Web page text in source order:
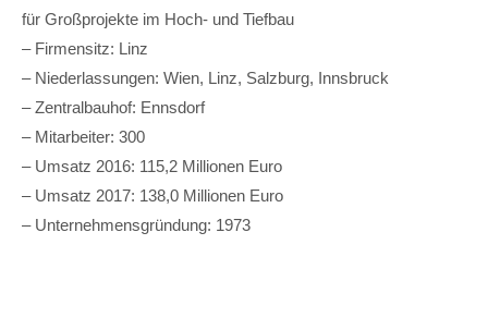
für Großprojekte im Hoch- und Tiefbau
– Firmensitz: Linz
– Niederlassungen: Wien, Linz, Salzburg, Innsbruck
– Zentralbauhof: Ennsdorf
– Mitarbeiter: 300
– Umsatz 2016: 115,2 Millionen Euro
– Umsatz 2017: 138,0 Millionen Euro
– Unternehmensgründung: 1973